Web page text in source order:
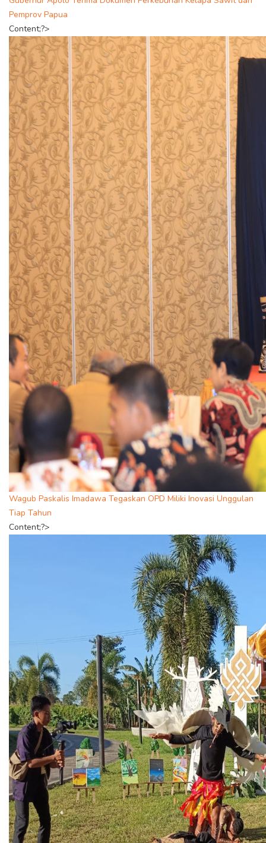
Pemprov Papua
Content;?>
Wagub Paskalis Imadawa Tegaskan OPD Miliki Inovasi Unggulan
Tiap Tahun
Content;?>